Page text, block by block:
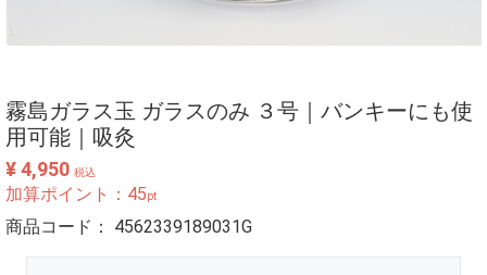
霧島ガラス玉 ガラスのみ ３号｜バンキーにも使
用可能｜吸灸
¥ 4,950 税込
加算ポイント： 45pt
商品コード： 4562339189031G